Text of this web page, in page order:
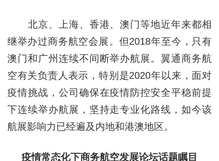
北京、上海、香港、澳门等地近年来都相
继举办过商务航空会展。但2018年至今，只有
澳门和广州连续不间断举办航展。翼通商务航
空有关负责人表示，特别是2020年以来，面对
疫情挑战，公司确保在疫情防控安全平稳前提
下连续举办航展，坚持走专业化路线，如今该
航展影响力已经遍及内地和港澳地区。
疫情常态化下商务航空发展论坛话题瞩目